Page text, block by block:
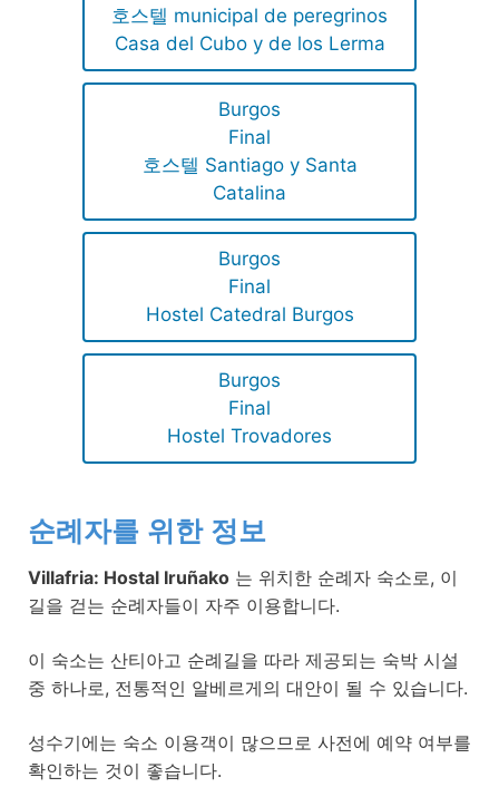
호스텔 municipal de peregrinos
Casa del Cubo y de los Lerma
Burgos
Final
호스텔 Santiago y Santa
Catalina
Burgos
Final
Hostel Catedral Burgos
Burgos
Final
Hostel Trovadores
순례자를 위한 정보
Villafria: Hostal Iruñako 는 위치한 순례자 숙소로, 이
길을 걷는 순례자들이 자주 이용합니다.
이 숙소는 산티아고 순례길을 따라 제공되는 숙박 시설
중 하나로, 전통적인 알베르게의 대안이 될 수 있습니다.
성수기에는 숙소 이용객이 많으므로 사전에 예약 여부를
확인하는 것이 좋습니다.